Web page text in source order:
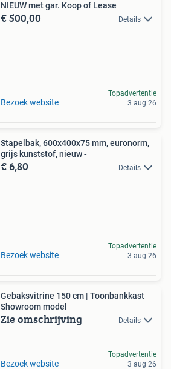
NIEUW met gar. Koop of Lease
€ 500,00 Details
Bezoek website
Topadvertentie
3 aug 26
Stapelbak, 600x400x75 mm, euronorm,
grijs kunststof, nieuw -
€ 6,80 Details
Bezoek website
Topadvertentie
3 aug 26
Gebaksvitrine 150 cm | Toonbankkast
Showroom model
Zie omschrijving Details
Bezoek website
Topadvertentie
3 aug 26